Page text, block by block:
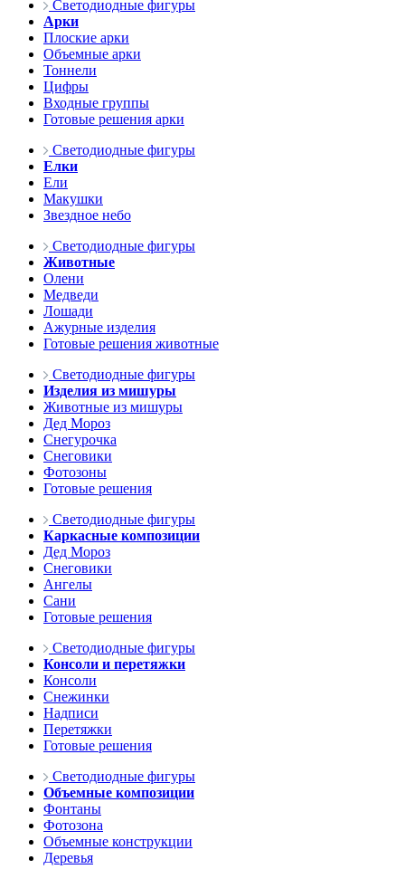
Светодиодные фигуры
Арки
Плоские арки
Объемные арки
Тоннели
Цифры
Входные группы
Готовые решения арки
Светодиодные фигуры
Елки
Ели
Макушки
Звездное небо
Светодиодные фигуры
Животные
Олени
Медведи
Лошади
Ажурные изделия
Готовые решения животные
Светодиодные фигуры
Изделия из мишуры
Животные из мишуры
Дед Мороз
Снегурочка
Снеговики
Фотозоны
Готовые решения
Светодиодные фигуры
Каркасные композиции
Дед Мороз
Снеговики
Ангелы
Сани
Готовые решения
Светодиодные фигуры
Консоли и перетяжки
Консоли
Снежинки
Надписи
Перетяжки
Готовые решения
Светодиодные фигуры
Объемные композиции
Фонтаны
Фотозона
Объемные конструкции
Деревья